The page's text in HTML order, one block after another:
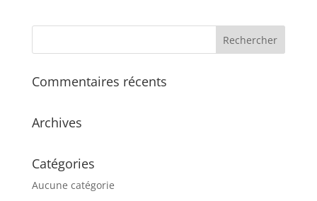
Commentaires récents
Archives
Catégories
Aucune catégorie